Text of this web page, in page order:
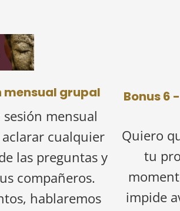
mensual grupal
mensual
cualquier
las preguntas y
compañeros.
hablaremos
Bonus 6
Quiero
tu
impide